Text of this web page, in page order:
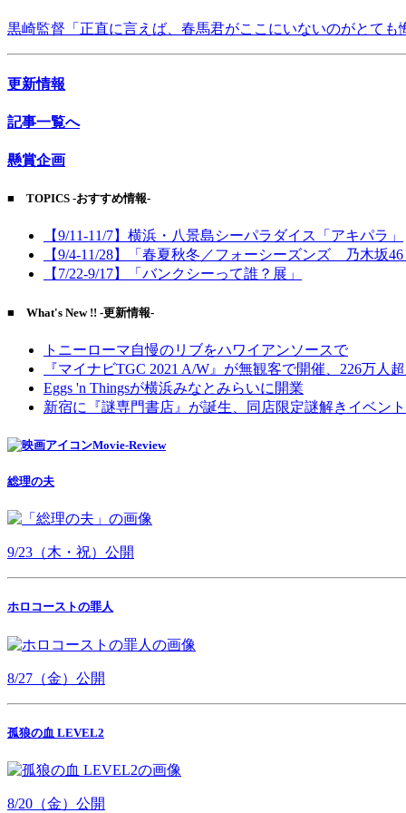
黒崎監督「正直に言えば、春馬君がここにいないのがとても
更新情報
記事一覧へ
懸賞企画
■ TOPICS -おすすめ情報-
【9/11-11/7】横浜・八景島シーパラダイス「アキパラ」
【9/4-11/28】「春夏秋冬／フォーシーズンズ 乃木坂46
【7/22-9/17】「バンクシーって誰？展」
■ What's New !! -更新情報-
トニーローマ自慢のリブをハワイアンソースで
『マイナビTGC 2021 A/W』が無観客で開催、226万人
Eggs 'n Thingsが横浜みなとみらいに開業
新宿に『謎専門書店』が誕生、同店限定謎解きイベン
Movie-Review
総理の夫
9/23（木・祝）公開
ホロコーストの罪人
8/27（金）公開
孤狼の血 LEVEL2
8/20（金）公開